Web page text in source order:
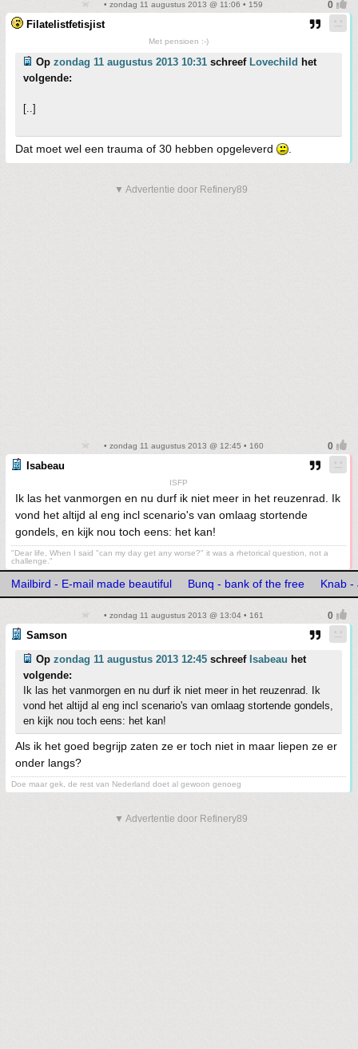
• zondag 11 augustus 2013 @ 11:06 • 159
Filatelistfetisjist
Met pensioen :-)
Op zondag 11 augustus 2013 10:31 schreef Lovechild het
volgende:
[..]
Dat moet wel een trauma of 30 hebben opgeleverd
▼ Advertentie door Refinery89
• zondag 11 augustus 2013 @ 12:45 • 160
Isabeau
ISFP
Ik las het vanmorgen en nu durf ik niet meer in het reuzenrad. Ik
vond het altijd al eng incl scenario's van omlaag stortende
gondels, en kijk nou toch eens: het kan!
"Dear life, When I said "can my day get any worse?" it was a rhetorical question, not a
challenge."
Mailbird - E-mail made beautiful Bunq - bank of the free Knab -
• zondag 11 augustus 2013 @ 13:04 • 161
Samson
Op zondag 11 augustus 2013 12:45 schreef Isabeau het
volgende:
Ik las het vanmorgen en nu durf ik niet meer in het reuzenrad. Ik
vond het altijd al eng incl scenario's van omlaag stortende gondels,
en kijk nou toch eens: het kan!
Als ik het goed begrijp zaten ze er toch niet in maar liepen ze er
onder langs?
Doe maar gek, de rest van Nederland doet al gewoon genoeg
▼ Advertentie door Refinery89